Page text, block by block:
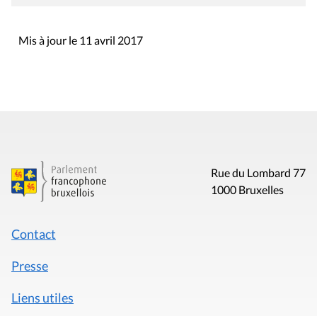
Mis à jour le 11 avril 2017
Rue du Lombard 77
1000 Bruxelles
Contact
Presse
Liens utiles